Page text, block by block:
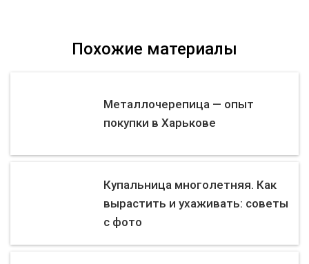
Похожие материалы
Металлочерепица — опыт
покупки в Харькове
Купальница многолетняя. Как
вырастить и ухаживать: советы
с фото